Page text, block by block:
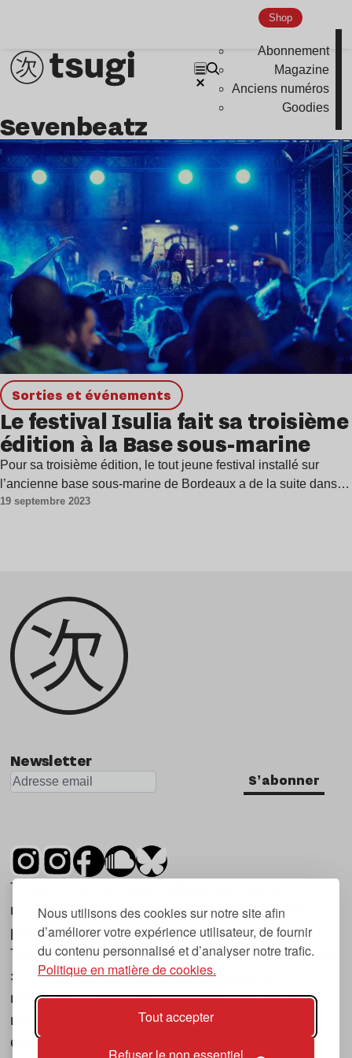
Nous utilisons des cookies sur notre site afin
d’améliorer votre expérience utilisateur, de fournir
du contenu personnalisé et d’analyser notre trafic.
Politique en matière de cookies.
Tout accepter
Shop
Abonnement
Magazine
Anciens numéros
Goodies
Sevenbeatz
Sorties et événements
Le festival Isulia fait sa troisième
édition à la Base sous-marine
Pour sa troisième édition, le tout jeune festival installé sur
l’ancienne base sous-marine de Bordeaux a de la suite dans…
19 septembre 2023
Newsletter
S'abonner
Tsugi est un mensuel indépendant sur la
musique et les nouvelles tendances, dont la
première parution date de 2007.
Tsugi en japonais signifie « prochain », « suivant
», ce qui correspond à la thématique du
magazine, à l’affût des nouvelles tendances
musicales, qu’elles viennent de la musique
électronique, du rock ou du hip hop, et des